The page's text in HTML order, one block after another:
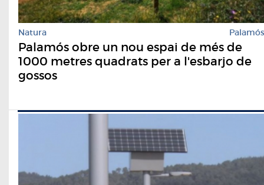
Natura Palamós
Palamós obre un nou espai de més de
1000 metres quadrats per a l'esbarjo de
gossos